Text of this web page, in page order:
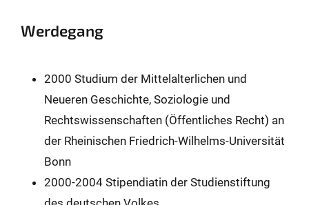
Werdegang
2000 Studium der Mittelalterlichen und
Neueren Geschichte, Soziologie und
Rechtswissenschaften (Öffentliches Recht) an
der Rheinischen Friedrich-Wilhelms-Universität
Bonn
2000-2004 Stipendiatin der Studienstiftung